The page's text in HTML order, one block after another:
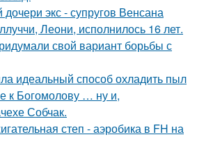
экс - супругов Венсана
Леони, исполнилось 16 лет.
свой вариант борьбы с
идеальный способ охладить пыл
к Богомолову … ну и,
Собчак.
степ - аэробика в FH на